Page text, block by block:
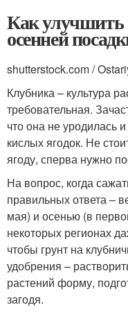
Как улучшить
осенней
shutterstock.com /
Клубника – культура
требовательная.
что она не уродилась
кислых ягодок. Не
ягоду, сперва нужно
На вопрос, когда
правильных ответа –
мая) и осенью (в
некоторых регионах
чтобы грунт на
удобрения –
растений форму,
загодя.